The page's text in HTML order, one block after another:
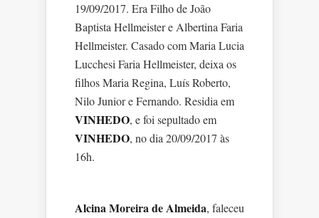
19/09/2017. Era Filho de João
Baptista Hellmeister e Albertina Faria
Hellmeister. Casado com Maria Lucia
Lucchesi Faria Hellmeister, deixa os
filhos Maria Regina, Luís Roberto,
Nilo Junior e Fernando. Residia em
VINHEDO, e foi sepultado em
VINHEDO, no dia 20/09/2017 às
16h.
Alcina Moreira de Almeida, faleceu